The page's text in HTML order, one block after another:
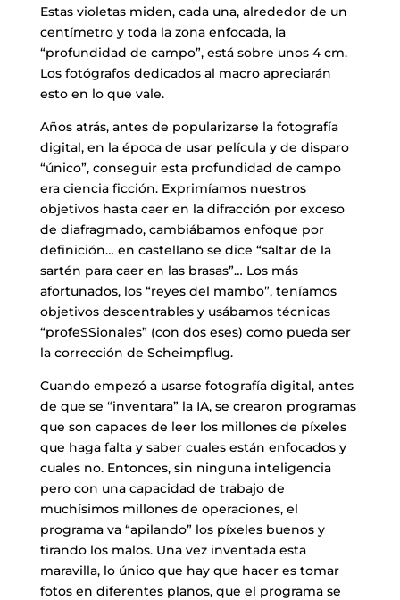
Estas violetas miden, cada una, alrededor de un
centímetro y toda la zona enfocada, la
“profundidad de campo”, está sobre unos 4 cm.
Los fotógrafos dedicados al macro apreciarán
esto en lo que vale.
Años atrás, antes de popularizarse la fotografía
digital, en la época de usar película y de disparo
“único”, conseguir esta profundidad de campo
era ciencia ficción. Exprimíamos nuestros
objetivos hasta caer en la difracción por exceso
de diafragmado, cambiábamos enfoque por
definición… en castellano se dice “saltar de la
sartén para caer en las brasas”… Los más
afortunados, los “reyes del mambo”, teníamos
objetivos descentrables y usábamos técnicas
“profeSSionales” (con dos eses) como pueda ser
la corrección de Scheimpflug.
Cuando empezó a usarse fotografía digital, antes
de que se “inventara” la IA, se crearon programas
que son capaces de leer los millones de píxeles
que haga falta y saber cuales están enfocados y
cuales no. Entonces, sin ninguna inteligencia
pero con una capacidad de trabajo de
muchísimos millones de operaciones, el
programa va “apilando” los píxeles buenos y
tirando los malos. Una vez inventada esta
maravilla, lo único que hay que hacer es tomar
fotos en diferentes planos, que el programa se